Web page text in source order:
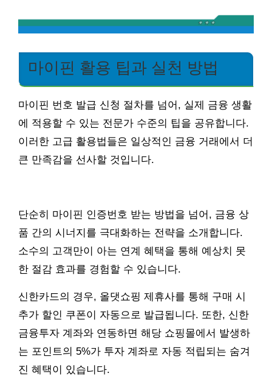
마이핀 활용 팁과 실천 방법
마이핀 번호 발급 신청 절차를 넘어, 실제 금융 생활
에 적용할 수 있는 전문가 수준의 팁을 공유합니다.
이러한 고급 활용법들은 일상적인 금융 거래에서 더
큰 만족감을 선사할 것입니다.
단순히 마이핀 인증번호 받는 방법을 넘어, 금융 상
품 간의 시너지를 극대화하는 전략을 소개합니다.
소수의 고객만이 아는 연계 혜택을 통해 예상치 못
한 절감 효과를 경험할 수 있습니다.
신한카드의 경우, 올댓쇼핑 제휴사를 통해 구매 시
추가 할인 쿠폰이 자동으로 발급됩니다. 또한, 신한
금융투자 계좌와 연동하면 해당 쇼핑몰에서 발생하
는 포인트의 5%가 투자 계좌로 자동 적립되는 숨겨
진 혜택이 있습니다.